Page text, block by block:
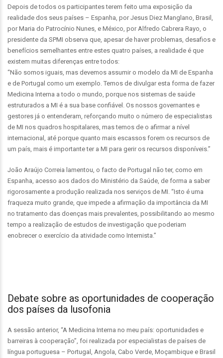
Depois de todos os participantes terem feito uma exposição da
realidade dos seus países – Espanha, por Jesus Diez Manglano, Brasil,
por Maria do Patrocínio Nunes, e México, por Alfredo Cabrera Rayo, o
presidente da SPMI observa que, apesar de haver problemas, desafios e
benefícios semelhantes entre estes quatro países, a realidade é que
existem muitas diferenças entre todos:
“Não somos iguais, mas devemos assumir o modelo da MI de Espanha
e de Portugal como um exemplo. Temos de divulgar esta forma de fazer
Medicina Interna a todo o mundo, porque nos sistemas de saúde
estruturados a MI é a sua base confiável. Os nossos governantes e
gestores já o entenderam, reforçando muito o número de especialistas
de MI nos quadros hospitalares, mas temos de o afirmar a nível
internacional, até porque quanto mais escassos forem os recursos de
um país, mais é importante ter a MI para gerir os recursos disponíveis.”
João Araújo Correia lamentou, o facto de Portugal não ter, como em
Espanha, acesso aos dados do Ministério da Saúde, de forma a saber
rigorosamente a produção realizada nos serviços de MI. “Isto é uma
fraqueza muito grande, que impede a afirmação da importância da MI
no tratamento das doenças mais prevalentes, possibilitando ao mesmo
tempo a realização de estudos de investigação que poderiam
enobrecer o exercício da atividade como Internista.”
Debate sobre as oportunidades de cooperação
dos países da lusofonia
A sessão anterior, “A Medicina Interna no meu país: oportunidades e
barreiras à cooperação”, foi realizada por especialistas de países de
língua portuguesa – Portugal, Angola, Cabo Verde, Moçambique e Brasil